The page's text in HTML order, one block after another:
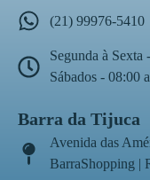
(21) 99976-5410
Segunda à Sexta
Sábados - 08:00
Barra da Tijuca
Avenida das
BarraShopping |